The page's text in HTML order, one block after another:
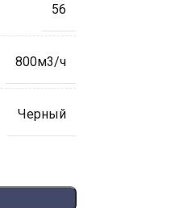
56
800м3/ч
Черный